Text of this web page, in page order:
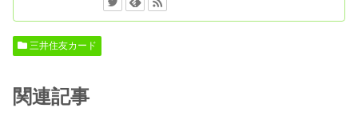
三井住友カード
関連記事